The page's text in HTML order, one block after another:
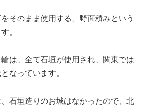
そのまま使用する、野面積みという
。
は、全て石垣が使用され、関東では
なっています。
石垣造りのお城はなかったので、北